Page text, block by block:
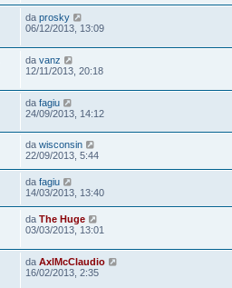
da prosky
06/12/2013, 13:09
da vanz
12/11/2013, 20:18
da fagiu
24/09/2013, 14:12
da wisconsin
22/09/2013, 5:44
da fagiu
14/03/2013, 13:40
da The Huge
03/03/2013, 13:01
da AxlMcClaudio
16/02/2013, 2:35